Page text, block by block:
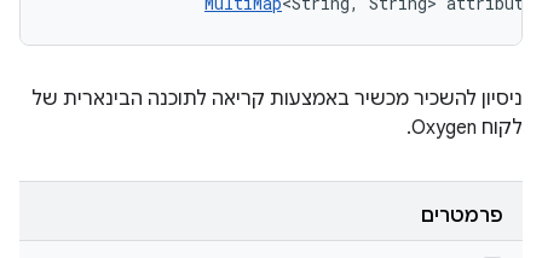
ניסיון להשכיר מכשיר באמצעות קריאה לתוכנה הבינארית של
לקוח Oxygen.
פרמטרים